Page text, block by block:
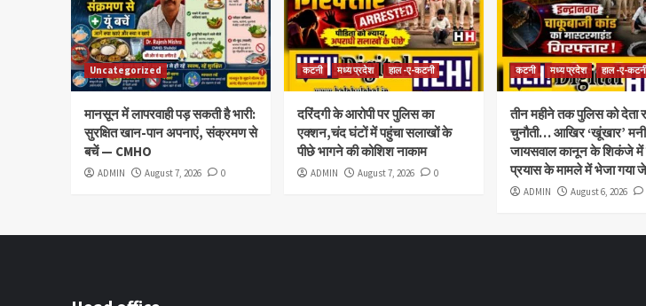
Uncategorized
मानसून में लापरवाही पड़ सकती है भारी:
सुरक्षित खान-पान अपनाएं, संक्रमण से
बचें — CMHO
ADMIN August 7, 2026 0
कटनी मध्य प्रदेश हाल -ए-कटनी
दरिंदगी के आरोपी पर पुलिस का
एक्शन,चंद घंटों में पहुंचा सलाखों के
पीछे भागने की कोशिश नाकाम
ADMIN August 7, 2026 0
कटनी मध्य प्रदेश हाल -ए-कटनी
तीन महीने तक पुलिस को देता
चुनौती… आखिर ‘खूंखार’
जायसवाल कानून के शिकंजे में
प्रयास के मामले में भेजा गया
ADMIN August 6, 2026